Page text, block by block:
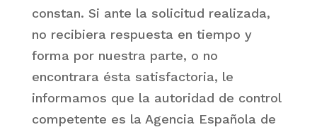
constan. Si ante la solicitud realizada,
no recibiera respuesta en tiempo y
forma por nuestra parte, o no
encontrara ésta satisfactoria, le
informamos que la autoridad de control
competente es la Agencia Española de